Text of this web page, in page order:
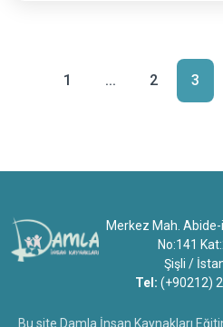
1 ... 2 3
Merkez Mah. Abide-
No:141
Şişli /
Tel: (+90212)
Bu site Damla İnsan Kaynakları